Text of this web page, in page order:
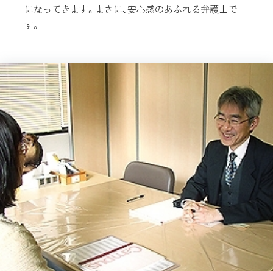
になってきます。まさに、安心感のあふれる弁護士で
す。